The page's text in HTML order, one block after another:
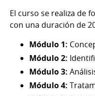
El curso se realiza de
con una duración de
Módulo 1:
Módulo 2:
Módulo 3:
Módulo 4: